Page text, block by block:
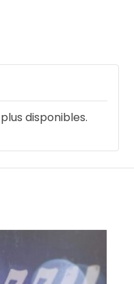
disponibles.